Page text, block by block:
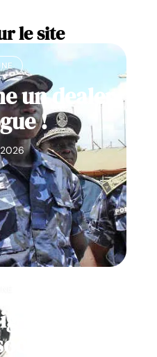
le site
un dealer
!
Monster,
de la